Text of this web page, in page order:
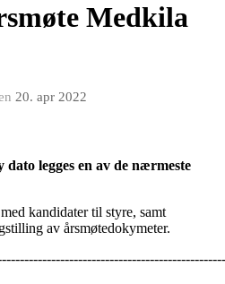
Medkila
20. apr 2022
dato legges en av de nærmeste
kandidater til styre, samt
av årsmøtedokymeter.